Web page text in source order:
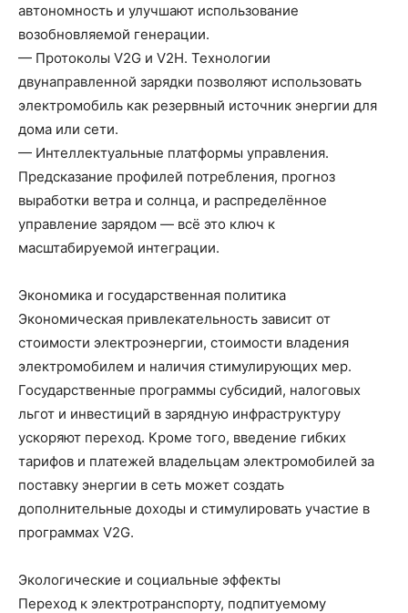
автономность и улучшают использование
возобновляемой генерации.
— Протоколы V2G и V2H. Технологии
двунаправленной зарядки позволяют использовать
электромобиль как резервный источник энергии для
дома или сети.
— Интеллектуальные платформы управления.
Предсказание профилей потребления, прогноз
выработки ветра и солнца, и распределённое
управление зарядом — всё это ключ к
масштабируемой интеграции.
Экономика и государственная политика
Экономическая привлекательность зависит от
стоимости электроэнергии, стоимости владения
электромобилем и наличия стимулирующих мер.
Государственные программы субсидий, налоговых
льгот и инвестиций в зарядную инфраструктуру
ускоряют переход. Кроме того, введение гибких
тарифов и платежей владельцам электромобилей за
поставку энергии в сеть может создать
дополнительные доходы и стимулировать участие в
программах V2G.
Экологические и социальные эффекты
Переход к электротранспорту, подпитуемому